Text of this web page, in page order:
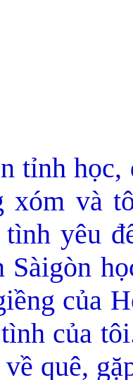
tỉnh học,
xóm và
yêu
của
của
quê,